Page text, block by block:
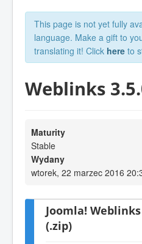
This page is not yet fully
language. Make a gift to
translating it! Click here to
Weblinks
Maturity
Stable
Wydany
wtorek, 22 marzec 2016
Joomla!
(.zip)